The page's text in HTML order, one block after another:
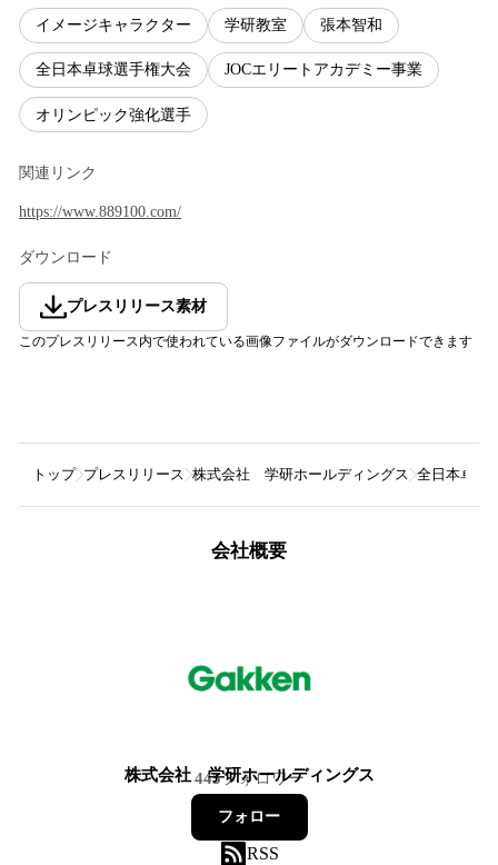
イメージキャラクター 学研教室 張本智和
全日本卓球選手権大会 JOCエリートアカデミー事業
オリンピック強化選手
関連リンク
https://www.889100.com/
ダウンロード
プレスリリース素材
このプレスリリース内で使われている画像ファイルがダウンロードできます
トップ プレスリリース 株式会社 学研ホールディングス 全日本卓球
会社概要
株式会社 学研ホールディングス
445フォロワー
フォロー
RSS